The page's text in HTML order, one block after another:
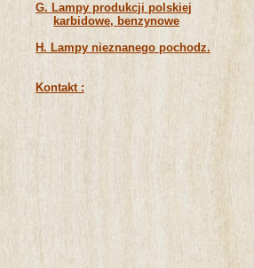
G. Lampy produkcji polskiej
karbidowe, benzynowe
H. Lampy nieznanego pochodz.
Kontakt :